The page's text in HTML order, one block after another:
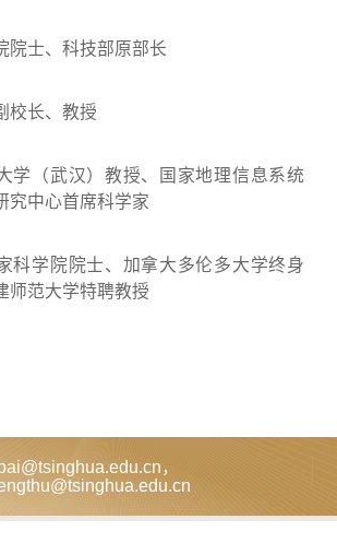
院士、科技部原部长
校长、教授
学（武汉）教授、国家地理信息系统
究中心首席科学家
科学院院士、加拿大多伦多大学终身
师范大学特聘教授
，